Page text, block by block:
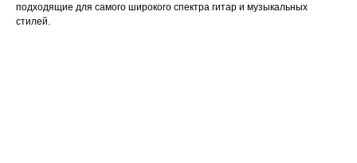
подходящие для самого широкого спектра гитар и музыкальных
стилей.